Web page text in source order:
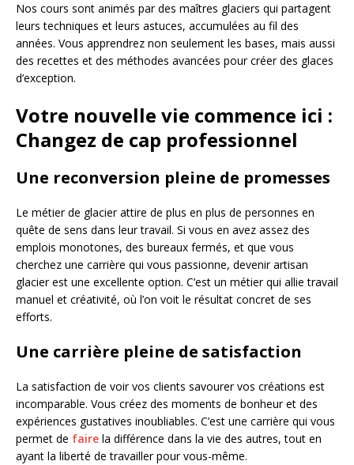
Nos cours sont animés par des maîtres glaciers qui partagent
leurs techniques et leurs astuces, accumulées au fil des
années. Vous apprendrez non seulement les bases, mais aussi
des recettes et des méthodes avancées pour créer des glaces
d’exception.
Votre nouvelle vie commence ici :
Changez de cap professionnel
Une reconversion pleine de promesses
Le métier de glacier attire de plus en plus de personnes en
quête de sens dans leur travail. Si vous en avez assez des
emplois monotones, des bureaux fermés, et que vous
cherchez une carrière qui vous passionne, devenir artisan
glacier est une excellente option. C’est un métier qui allie travail
manuel et créativité, où l’on voit le résultat concret de ses
efforts.
Une carrière pleine de satisfaction
La satisfaction de voir vos clients savourer vos créations est
incomparable. Vous créez des moments de bonheur et des
expériences gustatives inoubliables. C’est une carrière qui vous
permet de faire la différence dans la vie des autres, tout en
ayant la liberté de travailler pour vous-même.